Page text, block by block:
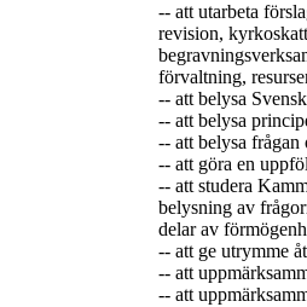
-- att utarbeta
revision,
förvaltning,
-- att belysa
-- att belysa
-- att belysa
-- att göra en
-- att studera
belysning av
delar av
-- att ge utrymme
-- att
-- att